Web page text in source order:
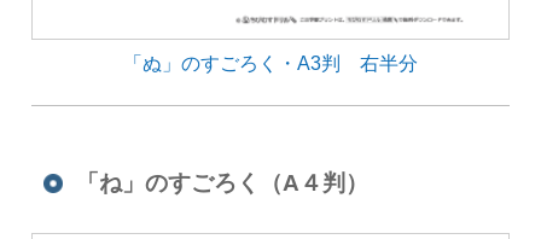
「ぬ」のすごろく・A3判 右半分
「ね」のすごろく（A４判）